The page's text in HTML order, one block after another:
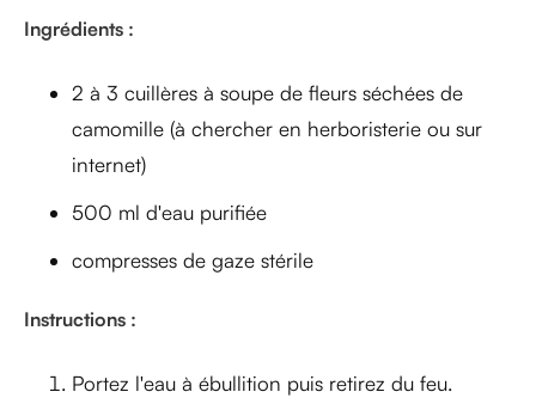
Ingrédients :
2 à 3 cuillères à soupe de fleurs séchées de
camomille (à chercher en herboristerie ou sur
internet)
500 ml d'eau purifiée
compresses de gaze stérile
Instructions :
Portez l'eau à ébullition puis retirez du feu.